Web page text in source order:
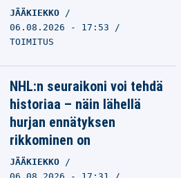
JÄÄKIEKKO
06.08.2026 - 17:53
TOIMITUS
NHL:n seuraikoni voi tehdä
historiaa – näin lähellä
hurjan ennätyksen
rikkominen on
JÄÄKIEKKO